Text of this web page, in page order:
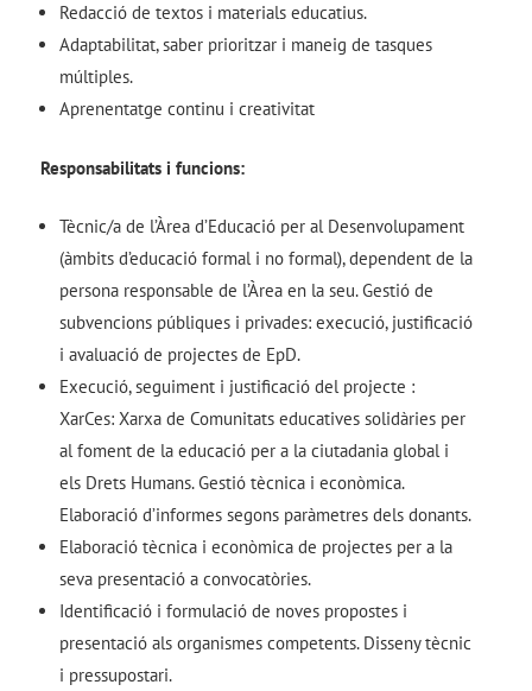
Redacció de textos i materials educatius.
Adaptabilitat, saber prioritzar i maneig de tasques
múltiples.
Aprenentatge continu i creativitat
Responsabilitats i funcions:
Tècnic/a de l’Àrea d’Educació per al Desenvolupament
(àmbits d’educació formal i no formal), dependent de la
persona responsable de l’Àrea en la seu. Gestió de
subvencions públiques i privades: execució, justificació
i avaluació de projectes de EpD.
Execució, seguiment i justificació del projecte :
XarCes: Xarxa de Comunitats educatives solidàries per
al foment de la educació per a la ciutadania global i
els Drets Humans. Gestió tècnica i econòmica.
Elaboració d’informes segons paràmetres dels donants.
Elaboració tècnica i econòmica de projectes per a la
seva presentació a convocatòries.
Identificació i formulació de noves propostes i
presentació als organismes competents. Disseny tècnic
i pressupostari.